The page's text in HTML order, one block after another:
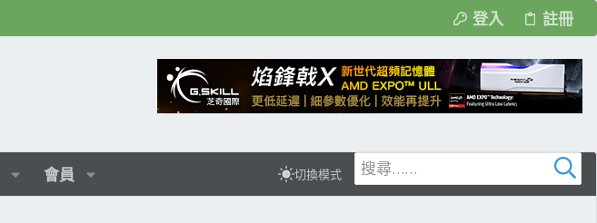
登入 註冊
會員 切換模式